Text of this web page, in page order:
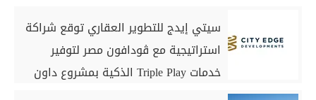
سيتي إيدج للتطوير العقاري توقع شراكة
استراتيجية مع ڤودافون مصر لتوفير
خدمات Triple Play الذكية بمشروع داون